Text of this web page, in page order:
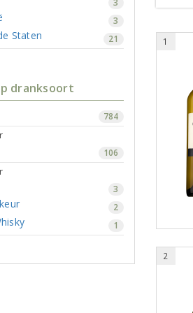
3
Staten 21
dranksoort
784
106
3
2
1
1
2